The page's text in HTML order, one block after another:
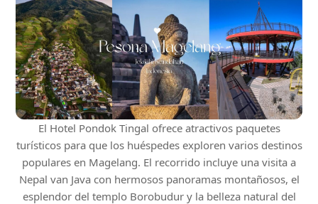
El Hotel Pondok Tingal ofrece atractivos paquetes
turísticos para que los huéspedes exploren varios destinos
populares en Magelang. El recorrido incluye una visita a
Nepal van Java con hermosos panoramas montañosos, el
esplendor del templo Borobudur y la belleza natural del